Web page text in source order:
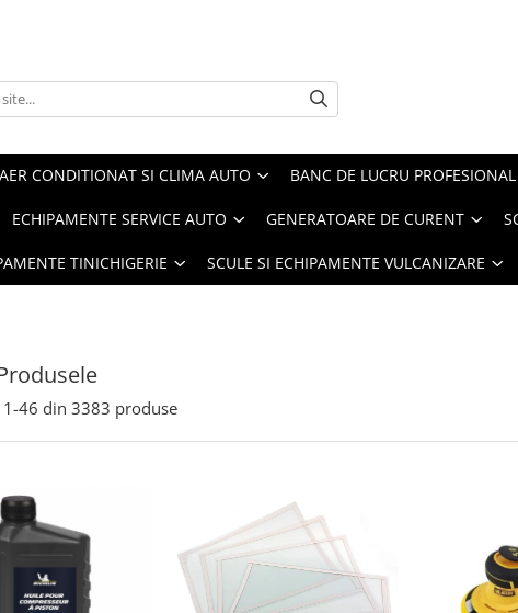
AER CONDITIONAT SI CLIMA AUTO BANC DE LUCRU PROFESIONAL
ECHIPAMENTE SERVICE AUTO GENERATOARE DE CURENT
TINICHIGERIE SCULE SI ECHIPAMENTE VULCANIZARE
1-46 din 3383 produse